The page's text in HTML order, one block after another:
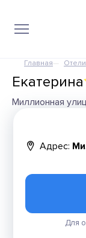
Главная Отели
Екатерина
Миллионная
Адрес:
Для